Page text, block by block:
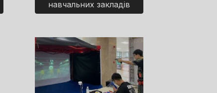
навчальних закладів